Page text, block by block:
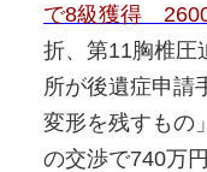
で8級獲得 2600
折、第11胸椎圧
所が後遺症申請
変形を残すもの
の交渉で740万